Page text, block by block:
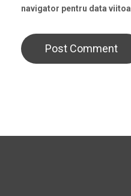
navigator pentru data